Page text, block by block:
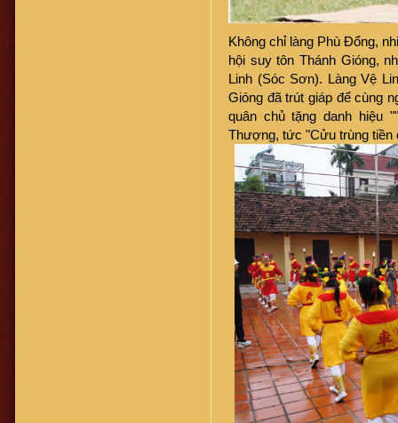
Không chỉ làng Phù Đổng,
hội suy tôn Thánh Gióng,
Linh (Sóc Sơn). Làng Vệ
Gióng đã trút giáp để cùng
quân chủ tặng danh hiệu
Thượng, tức "Cửu trùng tiền